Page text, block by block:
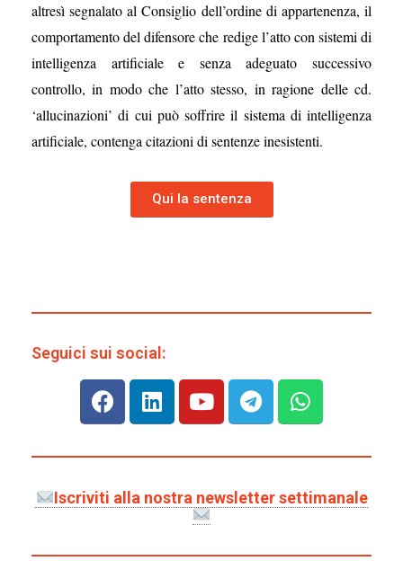
altresì segnalato al Consiglio dell’ordine di appartenenza, il
comportamento del difensore che redige l’atto con sistemi di
intelligenza artificiale e senza adeguato successivo
controllo, in modo che l’atto stesso, in ragione delle cd.
‘allucinazioni’ di cui può soffrire il sistema di intelligenza
artificiale, contenga citazioni di sentenze inesistenti.
Qui la sentenza
Seguici sui social:
Iscriviti alla nostra newsletter settimanale